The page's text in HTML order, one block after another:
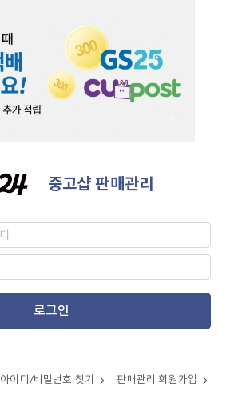
중고샵 판매관리
로그인
아이디/비밀번호 찾기 판매관리 회원가입